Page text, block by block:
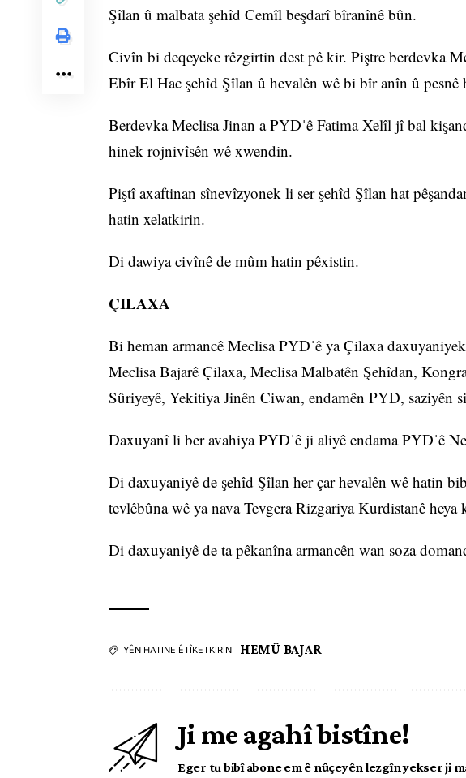
Şîlan û malbata şehîd Cemîl beşdarî bîranînê bûn.
Civîn bi deqeyeke rêzgirtin dest pê kir. Piştre berdevka
Ebîr El Hac şehîd Şîlan û hevalên wê bi bîr anîn û pesnê
Berdevka Meclisa Jinan a PYDˈê Fatima Xelîl jî bal
hinek rojnivîsên wê xwendin.
Piştî axaftinan sînevîzyonek li ser şehîd Şîlan hat
hatin xelatkirin.
Di dawiya civînê de mûm hatin pêxistin.
ÇILAXA
Bi heman armancê Meclisa PYDˈê ya Çilaxa
Meclisa Bajarê Çilaxa, Meclisa Malbatên Şehîdan,
Sûriyeyê, Yekitiya Jinên Ciwan, endamên PYD, saziyên
Daxuyanî li ber avahiya PYDˈê ji aliyê endama PYDˈê
Di daxuyaniyê de şehîd Şîlan her çar hevalên wê hatin
tevlêbûna wê ya nava Tevgera Rizgariya Kurdistanê
Di daxuyaniyê de ta pêkanîna armancên wan soza
YÊN HATINE ÊTÎKETKIRIN HEMÛ BAJAR
Ji me agahî bistîne!
Eger tu bibî abone em ê nûçeyên lezgîn yekser ji